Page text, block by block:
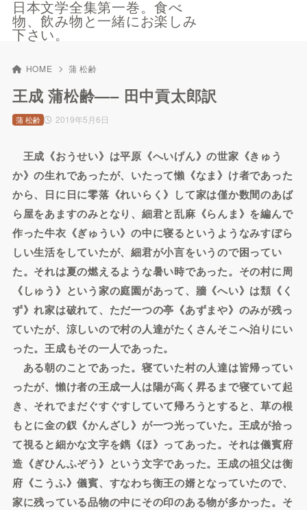
日本文学全集第一巻。食べ
物、飲み物と一緒にお楽しみ
下さい。
HOME 蒲 松齢
王成 蒲松齢—– 田中貢太郎訳
2019年5月6日
蒲 松齢
王成《おうせい》は平原《へいげん》の世家《きゅう
か》の生れであったが、いたって懶《なま》け者であった
から、日に日に零落《れいらく》して家は僅か数間のあば
ら屋をあますのみとなり、細君と乱麻《らんま》を編んで
作った牛衣《ぎゅうい》の中に寝るというようなみすぼら
しい生活をしていたが、細君が小言をいうので困ってい
た。それは夏の燃えるような暑い時であった。その村に周
《しゅう》という家の庭園があって、牆《へい》は頽《く
ず》れ家は破れて、ただ一つの亭《あずまや》のみが残っ
ていたが、涼しいので村の人達がたくさんそこへ泊りにい
った。王成もその一人であった。
ある朝のことであった。寝ていた村の人達は皆帰ってい
ったが、懶け者の王成一人は陽が高く昇るまで寝ていて起
き、それでまだぐすぐすしていて帰ろうとすると、草の根
もとに金の釵《かんざし》が一つ光っていた。王成が拾っ
て視ると細かな文字を鐫《ほ》ってあった。それは儀賓府
造《ぎひんふぞう》という文字であった。王成の祖父は衡
府《こうふ》儀賓、すなわち衡王の婿となっていたので、
家に残っている品物の中にその印のある物が多かった。そ